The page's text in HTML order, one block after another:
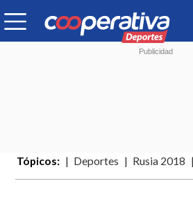
Tópicos: Deportes Rusia 2018